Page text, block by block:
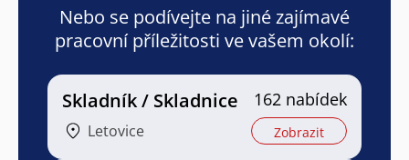
Nebo se podívejte na jiné zajímavé
pracovní příležitosti ve vašem okolí:
Skladník / Skladnice
Letovice
162 nabídek
Zobrazit